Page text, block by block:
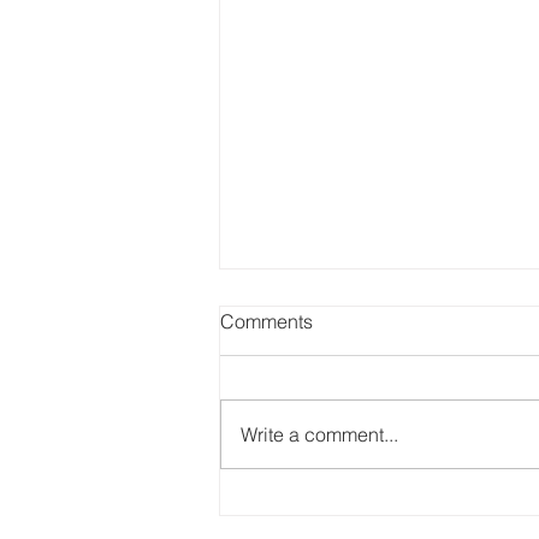
Comments
Write a comment...